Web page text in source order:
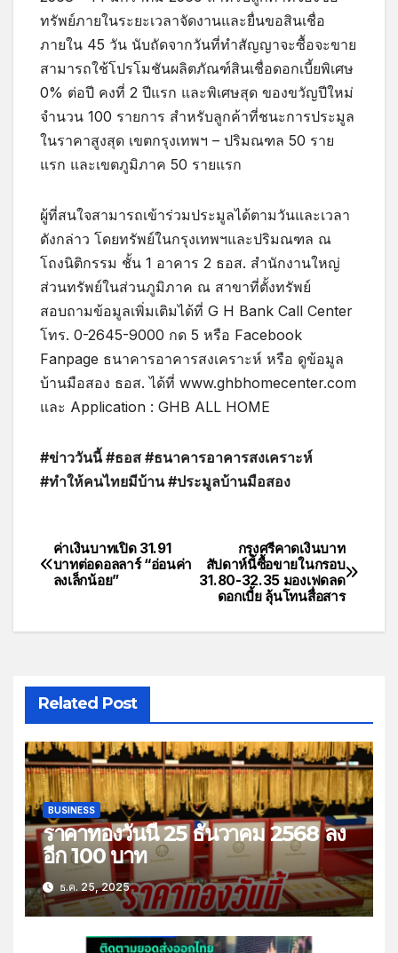
ทรัพย์ภายในระยะเวลาจัดงานและยื่นขอสินเชื่อ
ภายใน 45 วัน นับถัดจากวันที่ทำสัญญาจะซื้อจะขาย
สามารถใช้โปรโมชันผลิตภัณฑ์สินเชื่อดอกเบี้ยพิเศษ
0% ต่อปี คงที่ 2 ปีแรก และพิเศษสุด ของขวัญปีใหม่
จำนวน 100 รายการ สำหรับลูกค้าที่ชนะการประมูล
ในราคาสูงสุด เขตกรุงเทพฯ – ปริมณฑล 50 ราย
แรก และเขตภูมิภาค 50 รายแรก
ผู้ที่สนใจสามารถเข้าร่วมประมูลได้ตามวันและเวลา
ดังกล่าว โดยทรัพย์ในกรุงเทพฯและปริมณฑล ณ
โถงนิติกรรม ชั้น 1 อาคาร 2 ธอส. สำนักงานใหญ่
ส่วนทรัพย์ในส่วนภูมิภาค ณ สาขาที่ตั้งทรัพย์
สอบถามข้อมูลเพิ่มเติมได้ที่ G H Bank Call Center
โทร. 0-2645-9000 กด 5 หรือ Facebook
Fanpage ธนาคารอาคารสงเคราะห์ หรือ ดูข้อมูล
บ้านมือสอง ธอส. ได้ที่ www.ghbhomecenter.com
และ Application : GHB ALL HOME
#ข่าววันนี้ #ธอส #ธนาคารอาคารสงเคราะห์
#ทำให้คนไทยมีบ้าน #ประมูลบ้านมือสอง
กรุงศรีคาดเงินบาท
สัปดาห์นี้ซื้อขายในกรอบ
31.80-32.35 มองเฟดลด
ดอกเบี้ย ลุ้นโทนสื่อสาร
ค่าเงินบาทเปิด 31.91
บาทต่อดอลลาร์ “อ่อนค่า
ลงเล็กน้อย”
Related Post
BUSINESS
ราคาทองวันนี้ 25 ธันวาคม 2568 ลง
อีก 100 บาท
ธ.ค. 25, 2025